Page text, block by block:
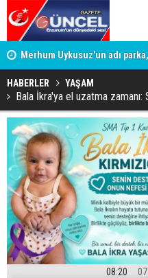
Merhum Uykusuz'un adı
verildi
HABERLER YAŞAM
Bala İkra'ya el uzatma zamanı:
08:20